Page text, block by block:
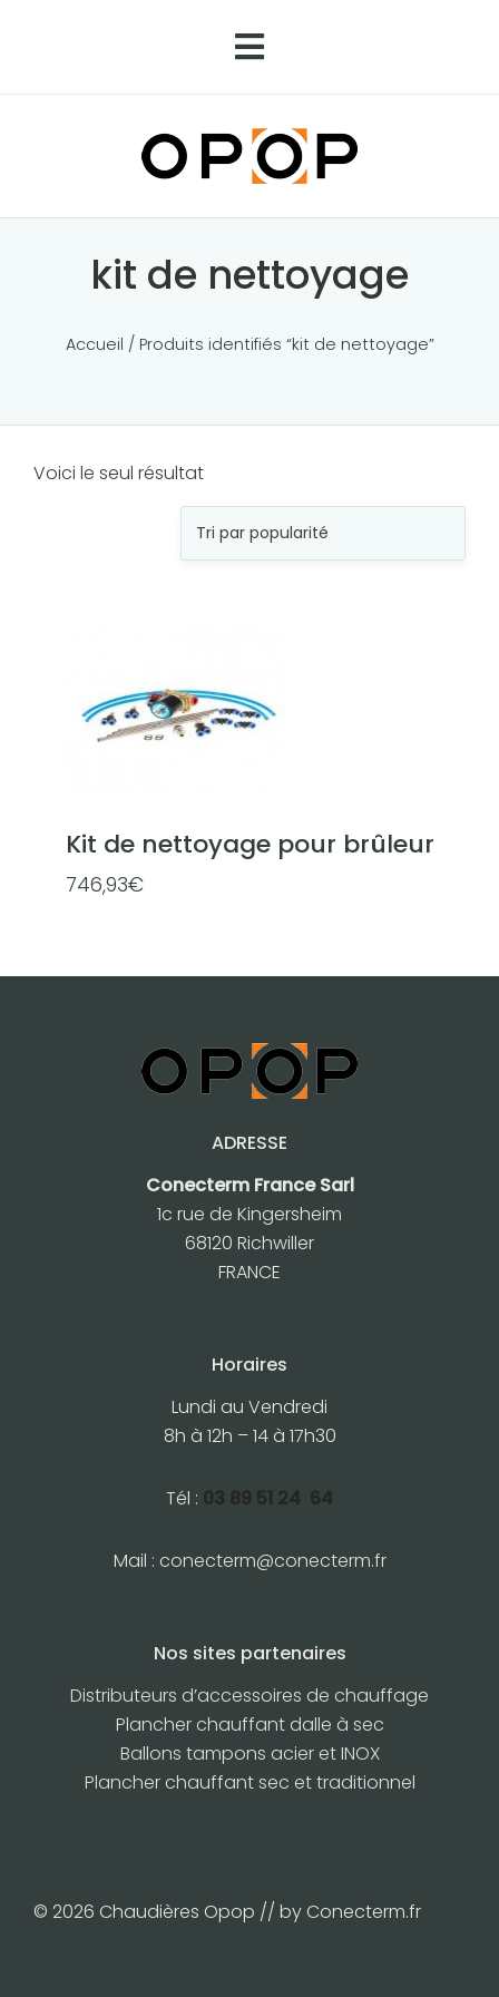
kit de nettoyage
Accueil / Produits identifiés “kit de nettoyage”
Voici le seul résultat
Kit de nettoyage pour brûleur
746,93€
ADRESSE
Conecterm France Sarl
1c rue de Kingersheim
68120 Richwiller
FRANCE
Horaires
Lundi au Vendredi
8h à 12h – 14 à 17h30
Tél : 03 89 51 24 64
Mail : conecterm@conecterm.fr
Nos sites partenaires
Distributeurs d’accessoires de chauffage
Plancher chauffant dalle à sec
Ballons tampons acier et INOX
Plancher chauffant sec et traditionnel
© 2026 Chaudières Opop // by Conecterm.fr